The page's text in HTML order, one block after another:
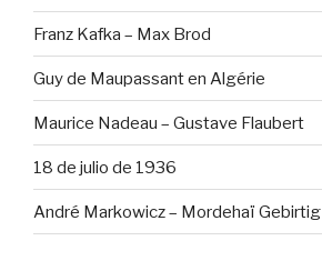
Franz Kafka – Max Brod
Guy de Maupassant en Algérie
Maurice Nadeau – Gustave Flaubert
18 de julio de 1936
André Markowicz – Mordehaï Gebirtig